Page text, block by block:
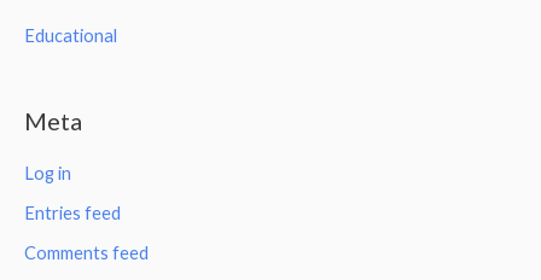
Educational
Meta
Log in
Entries feed
Comments feed